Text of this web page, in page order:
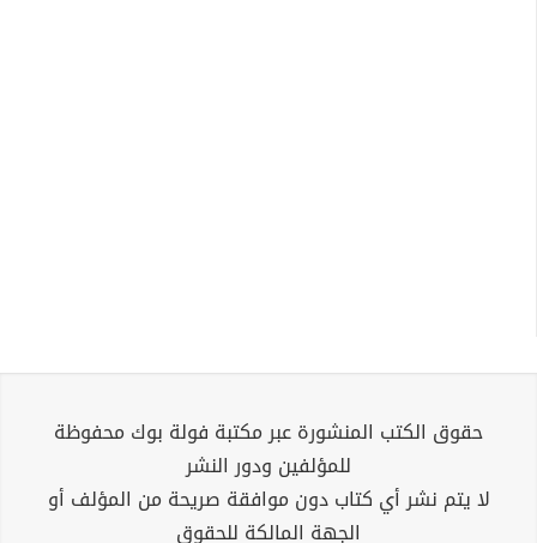
حقوق الكتب المنشورة عبر مكتبة فولة بوك محفوظة
للمؤلفين ودور النشر
لا يتم نشر أي كتاب دون موافقة صريحة من المؤلف أو
الجهة المالكة للحقوق